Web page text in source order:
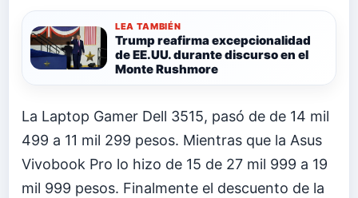
LEA TAMBIÉN
Trump reafirma excepcionalidad
de EE.UU. durante discurso en el
Monte Rushmore
La Laptop Gamer Dell 3515, pasó de de 14 mil
499 a 11 mil 299 pesos. Mientras que la Asus
Vivobook Pro lo hizo de 15 de 27 mil 999 a 19
mil 999 pesos. Finalmente el descuento de la